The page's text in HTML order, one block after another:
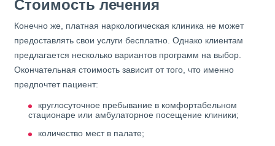
Стоимость лечения
Конечно же, платная наркологическая клиника не может
предоставлять свои услуги бесплатно. Однако клиентам
предлагается несколько вариантов программ на выбор.
Окончательная стоимость зависит от того, что именно
предпочтет пациент:
круглосуточное пребывание в комфортабельном
стационаре или амбулаторное посещение клиники;
количество мест в палате;